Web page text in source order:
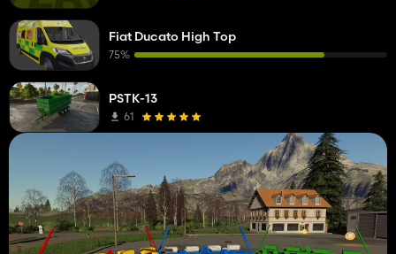
Fiat Ducato High Top
75%
PSTK-13
61